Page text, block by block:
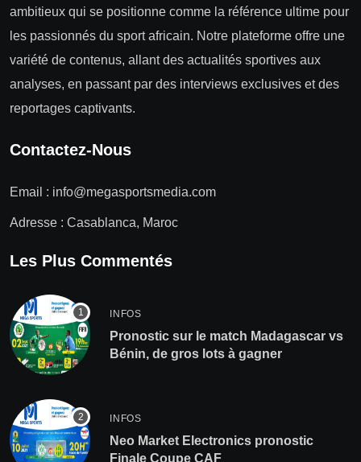
ambitieux qui se positionne comme la référence ultime pour
les passionnés du sport africain. Notre plateforme offre une
variété de contenus, allant des actualités sportives aux
analyses, en passant par des interviews exclusives et des
reportages captivants.
Contactez-Nous
Email : info@megasportsmedia.com
Adresse : Casablanca, Maroc
Les Plus Commentés
INFOS
Pronostic sur le match Madagascar vs
Bénin, de gros lots à gagner
INFOS
Neo Market Electronics pronostic
Finale Coupe CAF